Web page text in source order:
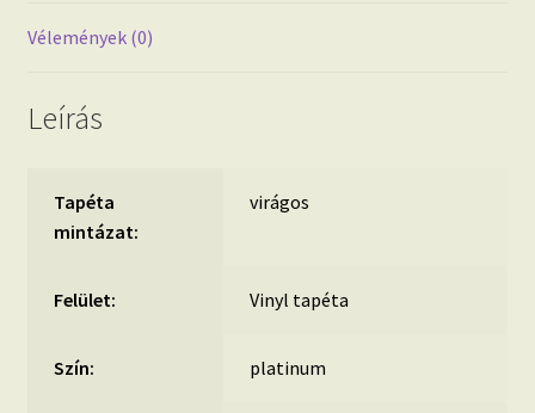
Vélemények (0)
Leírás
Tapéta
mintázat:
virágos
Felület: Vinyl tapéta
Szín: platinum